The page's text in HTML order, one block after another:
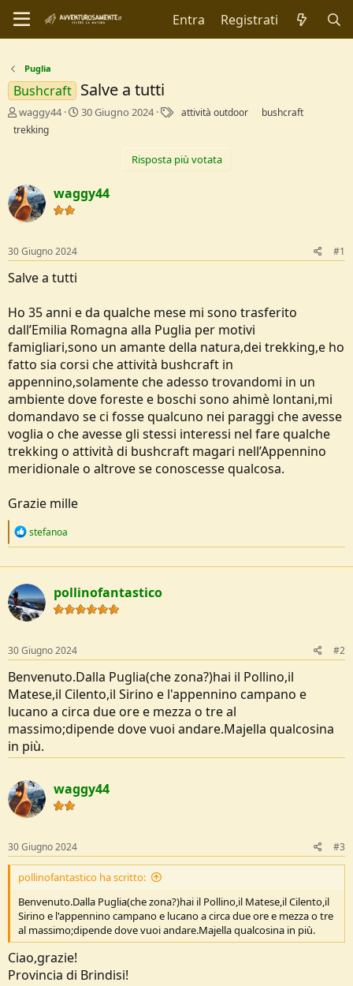
Entra Registrati
Puglia
Bushcraft Salve a tutti
C
r
o
r
e
D
s
u
s
i
o
n
e
waggy44
D
I
30 Giugno 2024 attività outdoor
bushcraft
trekking
Risposta più votata
waggy44
30 Giugno 2024 #1
Salve a tutti
Ho 35 anni e da qualche mese mi sono trasferito
dall’Emilia Romagna alla Puglia per motivi
famigliari,sono un amante della natura,dei trekking,e ho
fatto sia corsi che attività bushcraft in
appennino,solamente che adesso trovandomi in un
ambiente dove foreste e boschi sono ahimè lontani,mi
domandavo se ci fosse qualcuno nei paraggi che avesse
voglia o che avesse gli stessi interessi nel fare qualche
trekking o attività di bushcraft magari nell’Appennino
meridionale o altrove se conoscesse qualcosa.
Grazie mille
R
c
t
i
o
n
:
stefanoa
pollinofantastico
30 Giugno 2024 #2
Benvenuto.Dalla Puglia(che zona?)hai il Pollino,il
Matese,il Cilento,il Sirino e l'appennino campano e
lucano a circa due ore e mezza o tre al
massimo;dipende dove vuoi andare.Majella qualcosina
in più.
waggy44
30 Giugno 2024 #3
pollinofantastico ha scritto:
Benvenuto.Dalla Puglia(che zona?)hai il Pollino,il Matese,il Cilento,il
Sirino e l'appennino campano e lucano a circa due ore e mezza o tre
al massimo;dipende dove vuoi andare.Majella qualcosina in più.
Ciao,grazie!
Provincia di Brindisi!